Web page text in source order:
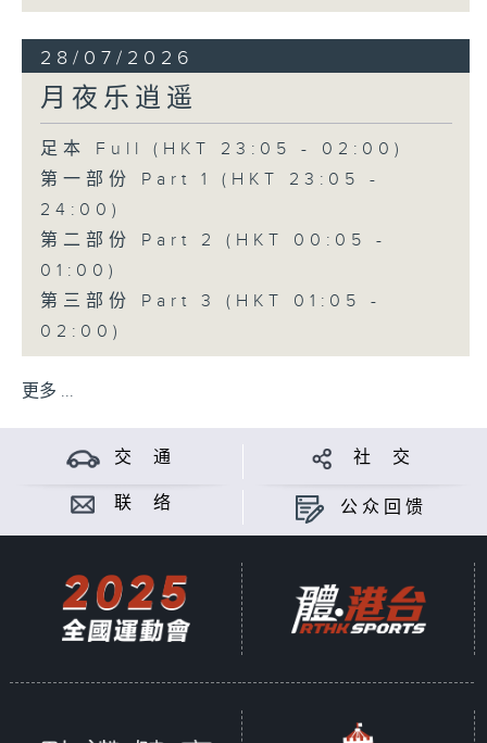
28/07/2026
月夜乐逍遥
足本 Full (HKT 23:05 - 02:00)
第一部份 Part 1 (HKT 23:05 -
24:00)
第二部份 Part 2 (HKT 00:05 -
01:00)
第三部份 Part 3 (HKT 01:05 -
02:00)
更多 ...
交 通 社 交
联 络 公众回馈